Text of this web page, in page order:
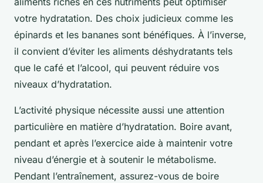
votre hydratation. Des choix judicieux comme les
épinards et les bananes sont bénéfiques. À l’inverse,
il convient d’éviter les aliments déshydratants tels
que le café et l’alcool, qui peuvent réduire vos
niveaux d’hydratation.
L’activité physique nécessite aussi une attention
particulière en matière d’hydratation. Boire avant,
pendant et après l’exercice aide à maintenir votre
niveau d’énergie et à soutenir le métabolisme.
Pendant l’entraînement, assurez-vous de boire